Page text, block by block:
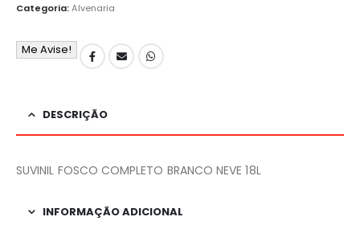
Categoria:Alvenaria
Me Avise!
DESCRIÇÃO
SUVINIL FOSCO COMPLETO BRANCO NEVE 18L
INFORMAÇÃO ADICIONAL